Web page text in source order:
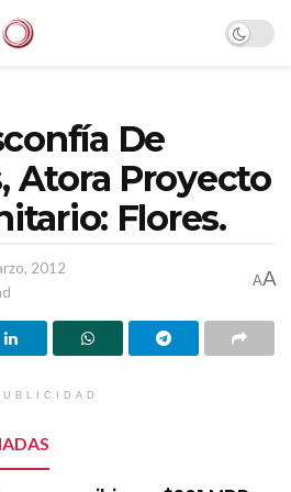
De
Atora Proyecto
Flores.
2012
AA